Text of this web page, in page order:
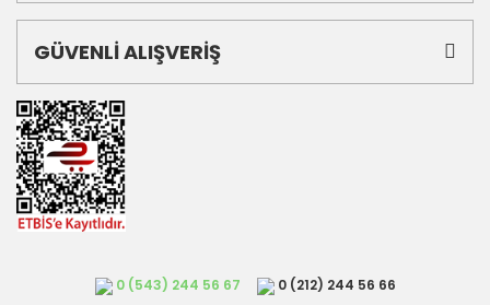
GÜVENLİ ALIŞVERİŞ
0 (543) 244 56 67 0 (212) 244 56 66